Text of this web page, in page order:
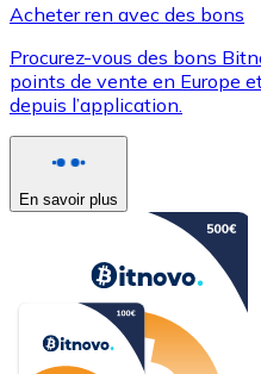
Acheter ren avec des bons
Procurez-vous des bons
points de vente en Europe
depuis l’application.
En savoir plus